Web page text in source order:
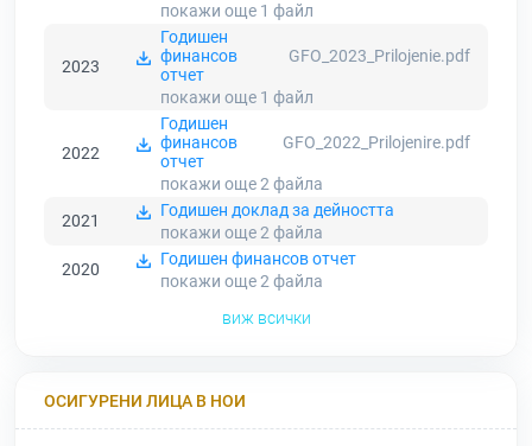
покажи още 1 файл
2023
Годишен
финансов
отчет
GFO_2023_Prilojenie.pdf
покажи още 1 файл
2022
Годишен
финансов
отчет
GFO_2022_Prilojenire.pdf
покажи още 2файла
2021
Годишен доклад за дейността
покажи още 2файла
2020
Годишен финансов отчет
покажи още 2файла
виж всички
ОСИГУРЕНИ ЛИЦА В НОИ